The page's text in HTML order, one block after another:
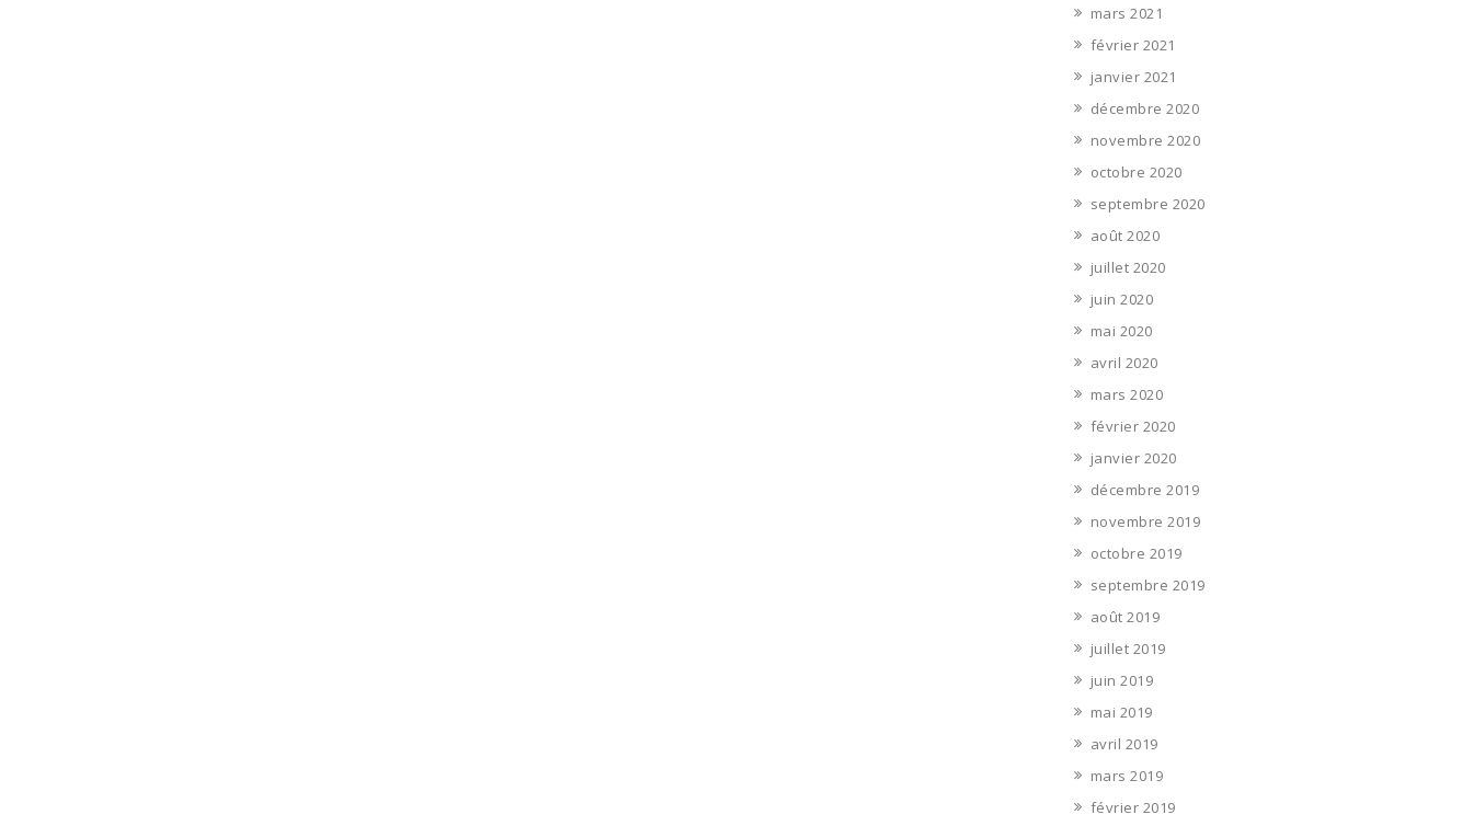
mars 2021
février 2021
janvier 2021
décembre 2020
novembre 2020
octobre 2020
septembre 2020
août 2020
juillet 2020
juin 2020
mai 2020
avril 2020
mars 2020
février 2020
janvier 2020
décembre 2019
novembre 2019
octobre 2019
septembre 2019
août 2019
juillet 2019
juin 2019
mai 2019
avril 2019
mars 2019
février 2019